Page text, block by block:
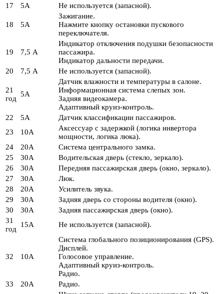
17
5А Не используется (запасной).
18 5А
Зажигание.
Нажмите кнопку остановки пускового
переключателя.
19 7,5 А
Индикатор отключения подушки безопасности
пассажира.
Индикатор дальности передачи.
20
7,5 А Не используется (запасной).
21
год
5А
Датчик влажности и температуры в салоне.
Информационная система слепых зон.
Задняя видеокамера.
Адаптивный круиз-контроль.
22
5А
Датчик классификации пассажиров.
23
10А
Аксессуар с задержкой (логика инвертора
мощности, логика люка).
24
20А
Система центрального замка.
25
30А
Водительская дверь (стекло, зеркало).
26
30А
Передняя пассажирская дверь (окно, зеркало).
27
30А
Люк.
28
20А
Усилитель звука.
29
30А
Задняя дверь со стороны водителя (окно).
30
30А
Задняя пассажирская дверь (окно).
31
год
15А Не используется (запасной).
32 10А
Система глобального позиционирования (GPS).
Дисплей.
Голосовое управление.
Адаптивный круиз-контроль.
Радио.
33
20А
Радио.